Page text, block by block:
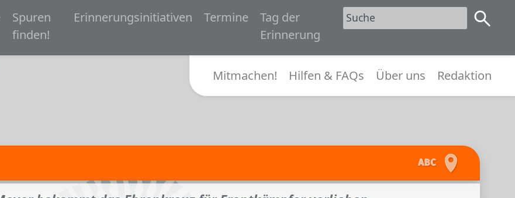
Startseite von Spurensuche Bielefeld 1933-1945
navigation
Spuren
finden!
Erinnerungsinitiativen Termine
Tag der
Erinnerung
Submenü
Mitmachen! Hilfen & FAQs Über uns Redaktion